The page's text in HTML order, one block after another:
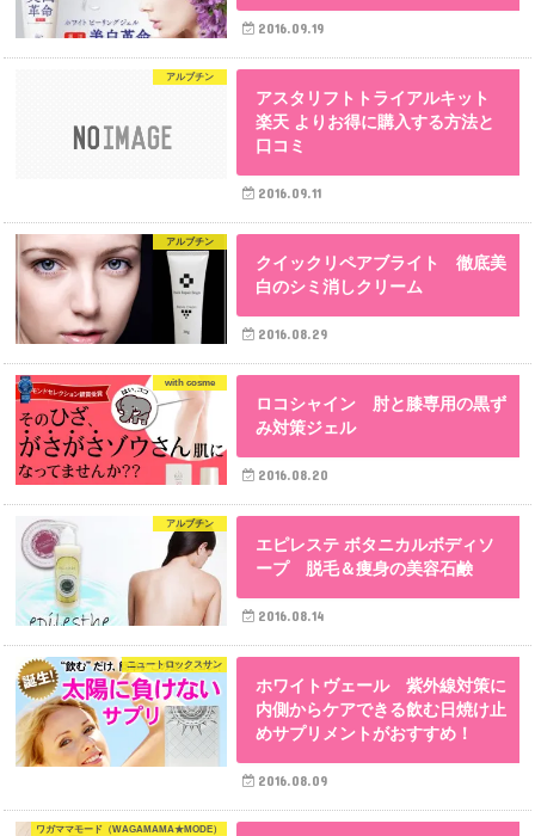
2016.09.19
アルブチン
アスタリフトトライアルキット
楽天 よりお得に購入する方法と
口コミ
2016.09.11
アルブチン
クイックリペアブライト 徹底美
白のシミ消しクリーム
2016.08.29
with cosme
ロコシャイン 肘と膝専用の黒ず
み対策ジェル
2016.08.20
アルブチン
エピレステ ボタニカルボディソ
ープ 脱毛＆痩身の美容石鹸
2016.08.14
ニュートロックスサン
ホワイトヴェール 紫外線対策に
内側からケアできる飲む日焼け止
めサプリメントがおすすめ！
2016.08.09
ワガママモード（WAGAMAMA★MODE）